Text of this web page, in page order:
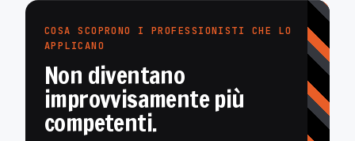
COSA SCOPRONO I PROFESSIONISTI CHE LO
APPLICANO
Non diventano
improvvisamente più
competenti.